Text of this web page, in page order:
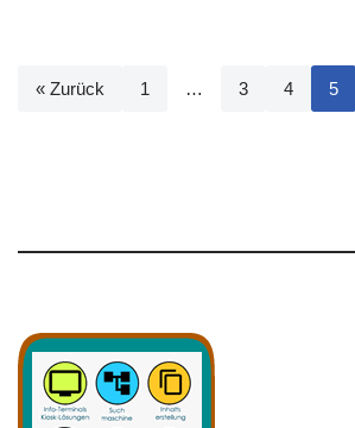
« Zurück 1 … 3 4 5